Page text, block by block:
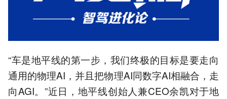
片“星空”发布，算力650
TOPS，成本降低1500-4000
元。
车交互方式。
5.地平线目标融合物理AI与
数字AI，迈向AGI终极方
向。
“车是地平线的第一步，我们终极的目标是要走向
通用的物理AI，并且把物理AI同数字AI相融合，走
向AGI。”近日，地平线创始人兼CEO余凯对于地